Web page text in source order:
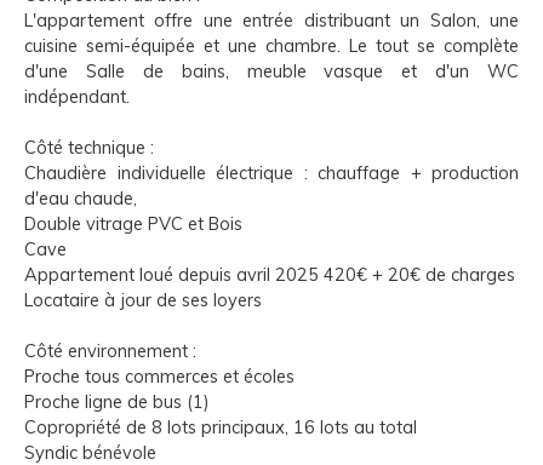
L'appartement offre une entrée distribuant un Salon, une
cuisine semi-équipée et une chambre. Le tout se complète
d'une Salle de bains, meuble vasque et d'un WC
indépendant.
Côté technique :
Chaudière individuelle électrique : chauffage + production
d'eau chaude,
Double vitrage PVC et Bois
Cave
Appartement loué depuis avril 2025 420€ + 20€ de charges
Locataire à jour de ses loyers
Côté environnement :
Proche tous commerces et écoles
Proche ligne de bus (1)
Copropriété de 8 lots principaux, 16 lots au total
Syndic bénévole